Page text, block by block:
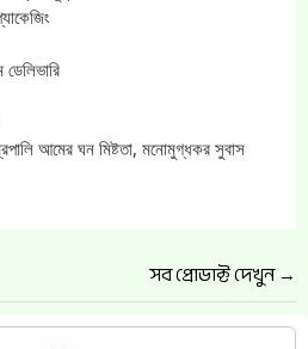
আমের ঘন মিষ্টতা, মনোমুগ্ধকর সুবাস
সব প্রোডাক্ট দেখুন →